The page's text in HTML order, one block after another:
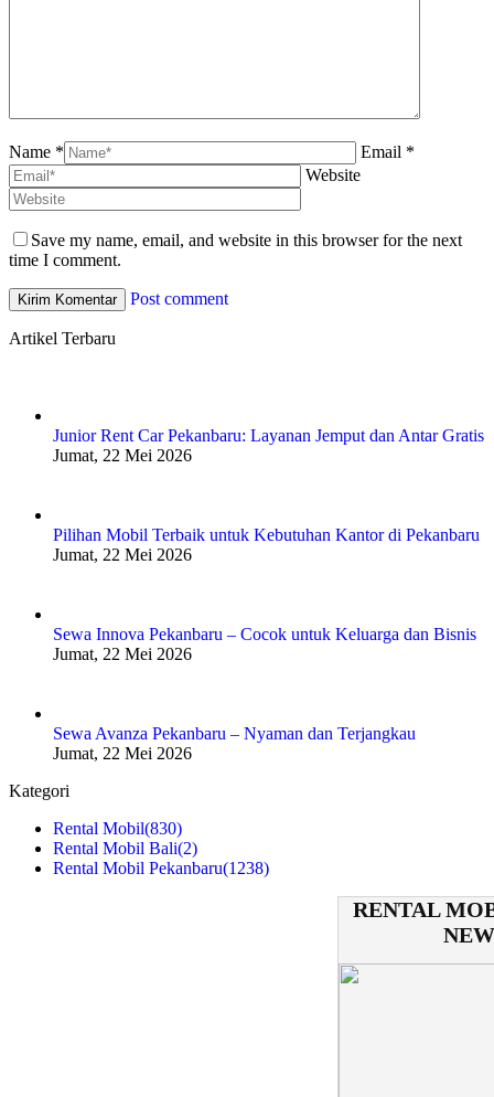
Name *
Email *
Website
Save my name, email, and website in this browser for the next
time I comment.
Post comment
Artikel Terbaru
Junior Rent Car Pekanbaru: Layanan Jemput dan Antar Gratis
Jumat, 22 Mei 2026
Pilihan Mobil Terbaik untuk Kebutuhan Kantor di Pekanbaru
Jumat, 22 Mei 2026
Sewa Innova Pekanbaru – Cocok untuk Keluarga dan Bisnis
Jumat, 22 Mei 2026
Sewa Avanza Pekanbaru – Nyaman dan Terjangkau
Jumat, 22 Mei 2026
Kategori
Rental Mobil(830)
Rental Mobil Bali(2)
Rental Mobil Pekanbaru(1238)
RENTAL